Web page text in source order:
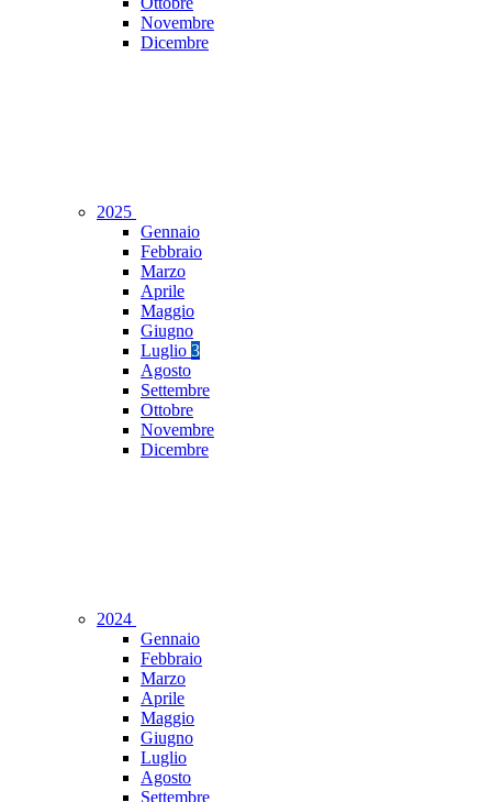
Novembre
Dicembre
2025
Gennaio
Febbraio
Marzo
Aprile
Maggio
Giugno
Luglio 3
Agosto
Settembre
Ottobre
Novembre
Dicembre
2024
Gennaio
Febbraio
Marzo
Aprile
Maggio
Giugno
Luglio
Agosto
Settembre